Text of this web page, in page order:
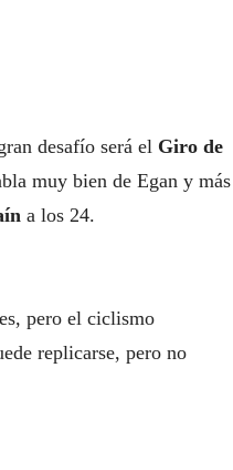
desafío será el Giro de
muy bien de Egan y más
a los 24.
pero el ciclismo
replicarse, pero no